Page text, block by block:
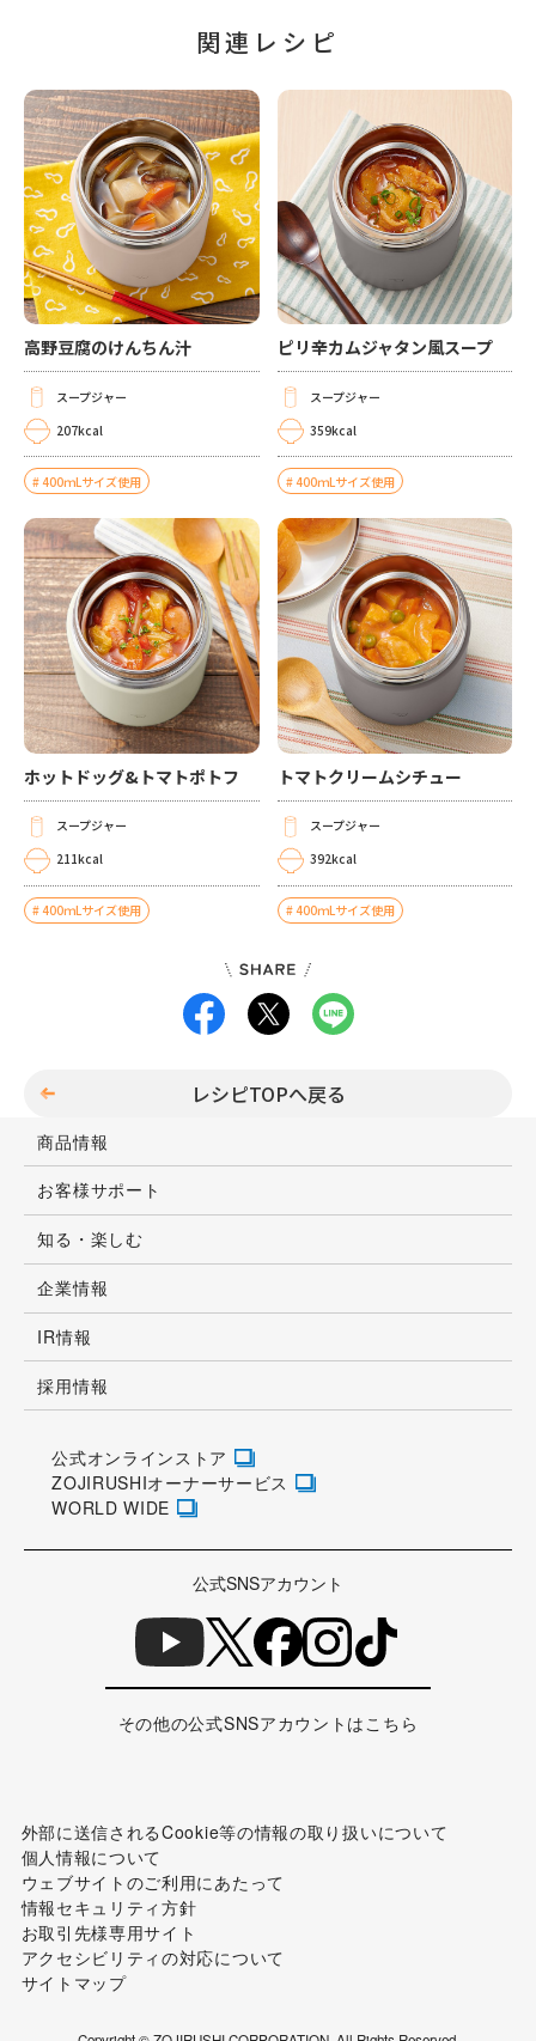
関連レシピ
高野豆腐のけんちん汁
スープジャー
207kcal
400ｍLサイズ使用
ピリ辛カムジャタン風スープ
スープジャー
359kcal
400ｍLサイズ使用
ホットドッグ&トマトポトフ
スープジャー
211kcal
400ｍLサイズ使用
トマトクリームシチュー
スープジャー
392kcal
400ｍLサイズ使用
レシピTOPへ戻る
商品情報
お客様サポート
知る・楽しむ
企業情報
IR情報
採用情報
公式オンラインストア
ZOJIRUSHIオーナーサービス
WORLD WIDE
公式SNSアカウント
その他の公式SNSアカウントはこちら
外部に送信されるCookie等の情報の取り扱いについて
個人情報について
ウェブサイトのご利用にあたって
情報セキュリティ方針
お取引先様専用サイト
アクセシビリティの対応について
サイトマップ